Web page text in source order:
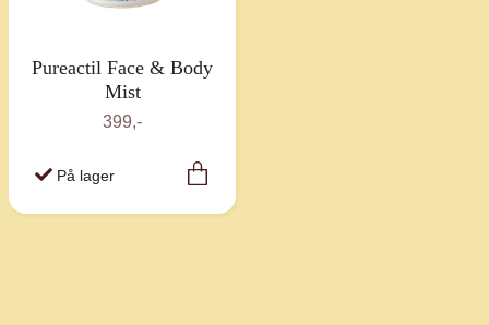
Pureactil Face & Body
Mist
399,-
På lager